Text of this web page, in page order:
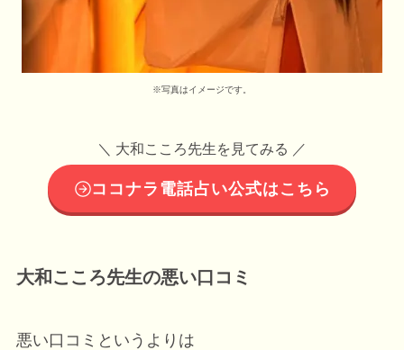
※写真はイメージです。
＼ 大和こころ先生を見てみる ／
ココナラ電話占い公式はこちら
大和こころ先生の悪い口コミ
悪い口コミというよりは